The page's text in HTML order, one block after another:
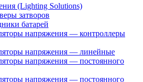
(Lighting Solutions)
затворов
батарей
напряжения — контроллеры
напряжения — линейные
напряжения — постоянного
напряжения — постоянного